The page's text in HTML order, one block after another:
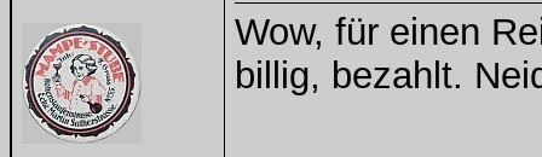
Wow, für einen
billig, bezahlt.